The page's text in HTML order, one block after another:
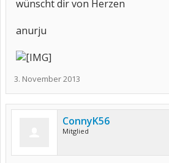
wünscht dir von Herzen
anurju
3. November 2013
ConnyK56
Mitglied